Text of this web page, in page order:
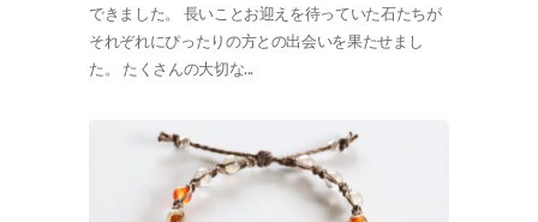
できました。 長いことお迎えを待っていた石たちが
それぞれにぴったりの方との出会いを果たせまし
た。 たくさんの大切な...